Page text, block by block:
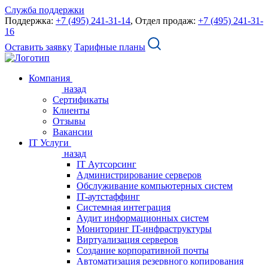
Служба поддержки
Поддержка: +7 (495) 241-31-14, Отдел продаж: +7 (495) 241-31-
16
Оставить заявку Тарифные планы
Компания
назад
Сертификаты
Клиенты
Отзывы
Вакансии
IT Услуги
назад
IT Аутсорсинг
Администрирование серверов
Обслуживание компьютерных систем
IT-аутстаффинг
Системная интеграция
Аудит информационных систем
Мониторинг IT-инфраструктуры
Виртуализация серверов
Создание корпоративной почты
Автоматизация резервного копирования